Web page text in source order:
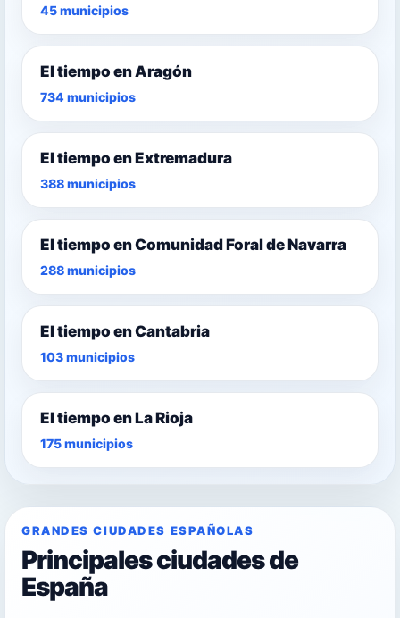
45 municipios
El tiempo en Aragón
734 municipios
El tiempo en Extremadura
388 municipios
El tiempo en Comunidad Foral de Navarra
288 municipios
El tiempo en Cantabria
103 municipios
El tiempo en La Rioja
175 municipios
GRANDES CIUDADES ESPAÑOLAS
Principales ciudades de
España